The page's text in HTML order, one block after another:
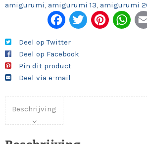
amigurumi, amigurumi 13, amigurumi
Fac
ebo
ok
Twi
Pint
Wh
Deel op Twitter
Deel op Facebook
Pin dit product
Deel via e-mail
Beschrijving